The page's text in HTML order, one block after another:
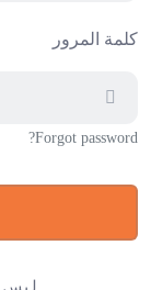
كلمة المرور
Forgot password?